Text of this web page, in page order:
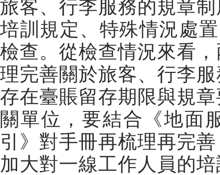
旅客、行李服務的規章
培訓規定、特殊情況處
檢查。從檢查情況來看
理完善關於旅客、行李
存在臺賬留存期限與規
關單位，要結合《地面
引》對手冊再梳理再完
加大對一線工作人員的